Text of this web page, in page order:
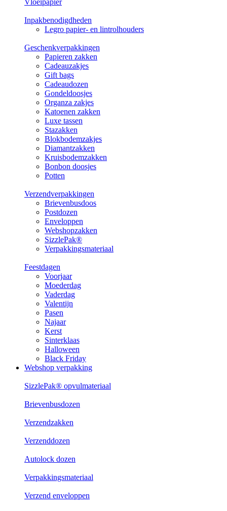
Vloeipapier
Inpakbenodigdheden
Legro papier- en lintrolhouders
Geschenkverpakkingen
Papieren zakken
Cadeauzakjes
Gift bags
Cadeaudozen
Gondeldoosjes
Organza zakjes
Katoenen zakken
Luxe tassen
Stazakken
Blokbodemzakjes
Diamantzakken
Kruisbodemzakken
Bonbon doosjes
Potten
Verzendverpakkingen
Brievenbusdoos
Postdozen
Enveloppen
Webshopzakken
SizzlePak®
Verpakkingsmateriaal
Feestdagen
Voorjaar
Moederdag
Vaderdag
Valentijn
Pasen
Najaar
Kerst
Sinterklaas
Halloween
Black Friday
Webshop verpakking
SizzlePak® opvulmateriaal
Brievenbusdozen
Verzendzakken
Verzenddozen
Autolock dozen
Verpakkingsmateriaal
Verzend enveloppen